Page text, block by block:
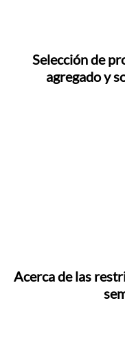
Selección de
agregado y
Acerca de las